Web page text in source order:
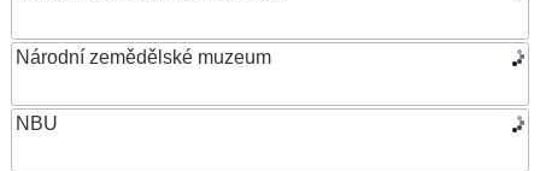
Národní zemědělské muzeum
NBU